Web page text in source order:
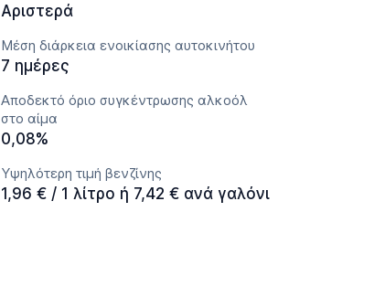
Αριστερά
Μέση διάρκεια ενοικίασης αυτοκινήτου
7 ημέρες
Αποδεκτό όριο συγκέντρωσης αλκοόλ
στο αίμα
0,08%
Υψηλότερη τιμή βενζίνης
1,96 € / 1 λίτρο ή 7,42 € ανά γαλόνι